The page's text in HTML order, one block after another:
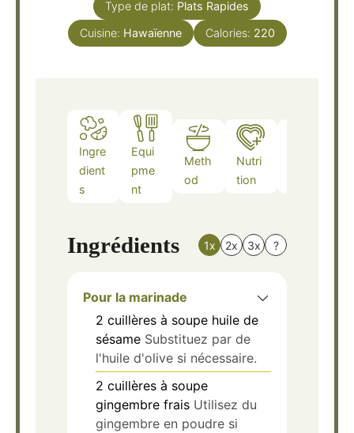
Type de plat: Plats Rapides
Cuisine: Hawaïenne Calories: 220
Ingre
dient
s
Equi
pme
nt
Meth
od
Nutri
tion
Ingrédients 1x 2x 3x ?
Pour la marinade
2 cuillères à soupe huile de
sésame Substituez par de
l'huile d'olive si nécessaire.
2 cuillères à soupe
gingembre frais Utilisez du
gingembre en poudre si